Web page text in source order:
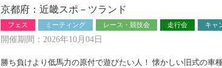
京都府：近畿スポ－ツランド
フェス ミーティング レース・競技会 走行会 キャ
開催期間：2026年10月04日
勝ち負けより低馬力の原付で遊びたい人！ 懐かしい旧式の車